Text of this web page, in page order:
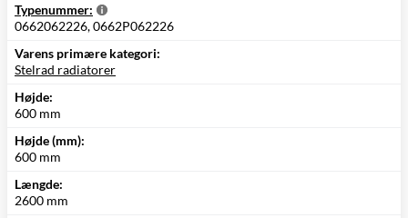
Typenummer:
0662062226, 0662P062226
Varens primære kategori:
Stelrad radiatorer
Højde:
600 mm
Højde (mm):
600 mm
Længde:
2600 mm